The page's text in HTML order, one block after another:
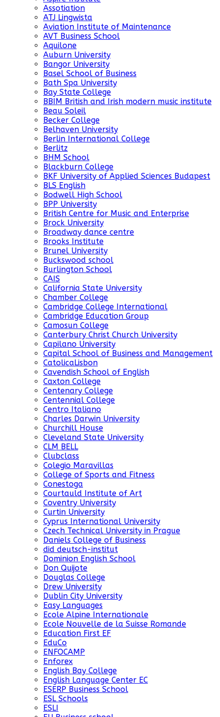
Assotiation
ATJ Lingwista
Aviation Institute of Maintenance
AVT Business School
Aquilone
Auburn University
Bangor University
Basel School of Business
Bath Spa University
Bay State College
BBIM British and Irish modern music institute
Beau Soleil
Becker College
Belhaven University
Berlin International College
Berlitz
BHM School
Blackburn College
BKF University of Applied Sciences Budapest
BLS English
Bodwell High School
BPP University
British Centre for Music and Enterprise
Brock University
Broadway dance centre
Brooks Institute
Brunel University
Buckswood school
Burlington School
CAIS
California State University
Chamber College
Cambridge College International
Cambridge Education Group
Camosun College
Canterbury Christ Church University
Capilano University
Capital School of Business and Management
CatolicaLisbon
Cavendish School of English
Caxton College
Centenary College
Centennial College
Centro Italiano
Charles Darwin University
Churchill House
Cleveland State University
CLM BELL
Clubclass
Colegio Maravillas
College of Sports and Fitness
Conestoga
Courtauld Institute of Art
Coventry University
Curtin University
Cyprus International University
Czech Technical University in Prague
Daniels College of Business
did deutsch-institut
Dominion English School
Don Quijote
Douglas College
Drew University
Dublin City University
Easy Languages
Ecole Alpine Internationale
Ecole Nouvelle de la Suisse Romande
Education First EF
EduCo
ENFOCAMP
Enforex
English Bay College
English Language Center EC
ESERP Business School
ESL Schools
ESLI